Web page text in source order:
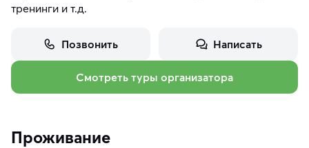
тренинги и т.д.
Позвонить Написать
Смотреть туры организатора
Проживание